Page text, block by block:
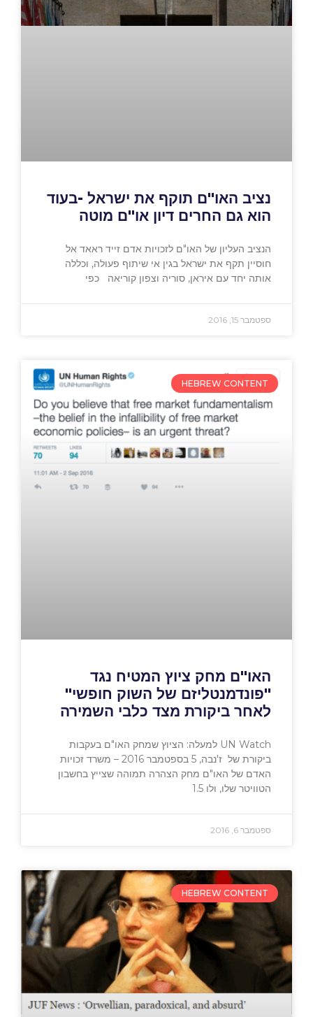
נציב האו"ם תוקף את ישראל -בעוד
הוא גם החרים דיון או"ם מוטה
הנציב העליון של האו"ם לזכויות אדם זייד ראאד אל
חוסיין תקף את ישראל בגין אי שיתוף פעולה, וכללה
אותה יחד עם איראן, סוריה וצפון קוריאה כפי
ספטמבר 15, 2016
HEBREW CONTENT
האו"ם מחק ציוץ המטיח נגד
"פונדמנטליזם של השוק חופשי"
לאחר ביקורת מצד כלבי השמירה
UN Watch למעלה: הציוץ שמחק האו"ם בעקבות
ביקורת של ז'נבה, 5 בספטמבר 2016 – משרד זכויות
האדם של האו"ם מחק הצהרה תמוהה שצייץ בחשבון
הטוויטר שלו, ולו 1.5
ספטמבר 6, 2016
HEBREW CONTENT